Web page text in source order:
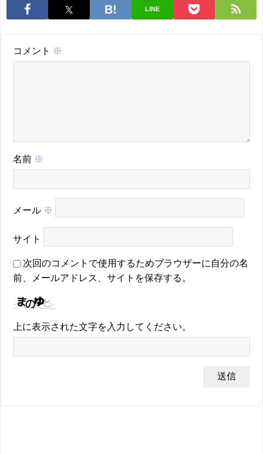
LINE
コメント ※
名前 ※
メール ※
サイト
次回のコメントで使用するためブラウザーに自分の名
前、メールアドレス、サイトを保存する。
上に表示された文字を入力してください。